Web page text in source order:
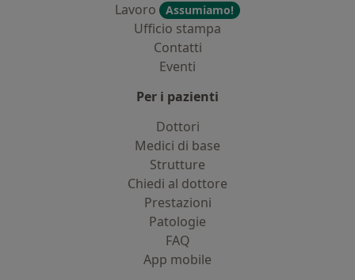
Lavoro
Assumiamo!
Ufficio stampa
Contatti
Eventi
Per i pazienti
Dottori
Medici di base
Strutture
Chiedi al dottore
Prestazioni
Patologie
FAQ
App mobile